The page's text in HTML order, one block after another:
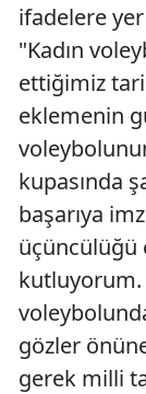
ifadelere
"Kadın
ettiğimiz
eklemenin
kupasında
başarıya
üçüncülüğü
kutluyorum.
gözler
gerek milli